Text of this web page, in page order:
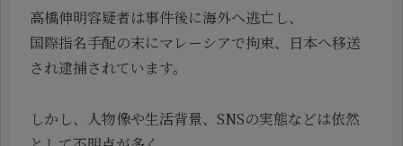
高橋伸明容疑者は事件後に海外へ逃亡し、
国際指名手配の末にマレーシアで拘束、日本へ移送
され逮捕されています。
しかし、人物像や生活背景、SNSの実態などは依然